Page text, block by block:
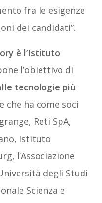
fra le esigenze
dei candidati”.
è l’Istituto
l’obiettivo di
tecnologie più
e che ha come soci
Reti SpA,
Istituto
l’Associazione
degli Studi
Scienza e